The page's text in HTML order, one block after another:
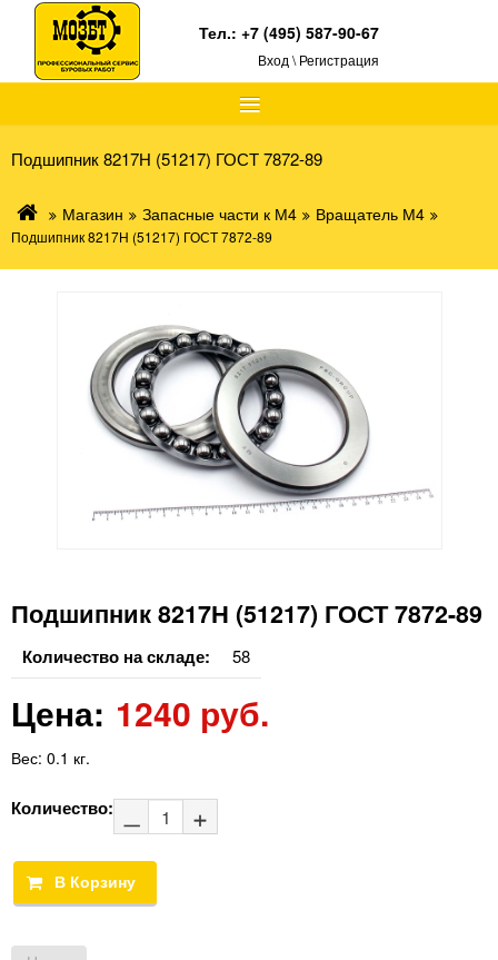
≡
Тел.:+7 (495) 587-90-67
Вход \ Регистрация
Подшипник 8217Н (51217) ГОСТ 7872-89
Магазин Запасные части к М4 Вращатель М4
Подшипник 8217Н (51217) ГОСТ 7872-89
Подшипник 8217Н (51217) ГОСТ 7872-89
Количество на складе: 58
Цена: 1240 руб.
Вес: 0.1 кг.
Количество: